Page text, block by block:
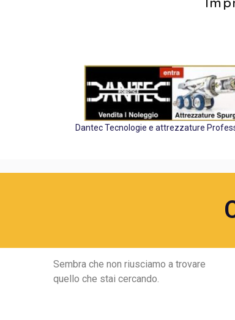
Dantec Tecnologie e attrezzature
Sembra che non riusciamo a trovare
quello che stai cercando.